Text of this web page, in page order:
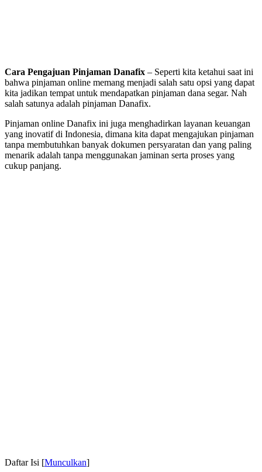
Cara Pengajuan Pinjaman Danafix – Seperti kita ketahui saat ini
bahwa pinjaman online memang menjadi salah satu opsi yang dapat
kita jadikan tempat untuk mendapatkan pinjaman dana segar. Nah
salah satunya adalah pinjaman Danafix.
Pinjaman online Danafix ini juga menghadirkan layanan keuangan
yang inovatif di Indonesia, dimana kita dapat mengajukan pinjaman
tanpa membutuhkan banyak dokumen persyaratan dan yang paling
menarik adalah tanpa menggunakan jaminan serta proses yang
cukup panjang.
Daftar Isi [Munculkan]